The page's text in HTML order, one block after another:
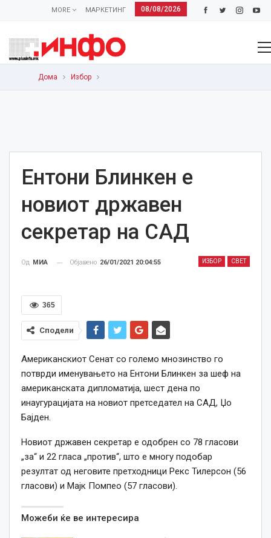
08/08/2026
МАРКЕТИНГ
MORE
Дома Избор
Ентони Блинкен е
новиот државен
секретар на САД
ИЗБОР СВЕТ
Од МИА Објавено 26/01/2021 20:04:55
365
Сподели
Американскиот Сенат со големо мнозинство го
потврди именувањето на Ентони Блинкен за шеф на
американската дипломатија, шест дена по
инаугурацијата на новиот претседател на САД, Џо
Бајден.
Новиот државен секретар е одобрен со 78 гласови
„за“ и 22 гласа „против“, што е многу подобар
резултат од неговите претходници Рекс Тилерсон (56
гласови) и Мајк Помпео (57 гласови).
Можеби ќе ве интересира